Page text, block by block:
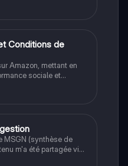
d'entreprise, la
les enjeux
Conditions de
Amazon, mettant en
sociale et
l'impact des
de
les enjeux
Type : Synthèse
MSGN (synthèse de
m'a été partagée via
ici pour l'avoir